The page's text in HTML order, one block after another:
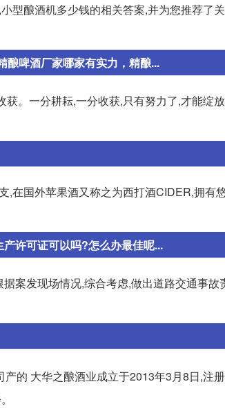
型酿酒机多少钱的相关答案,并为您推荐了
酿啤酒厂家哪家有实力，精酿...
获。一分耕耘,一分收获,只有努力了,才能绽
,在国外苹果酒又称之为西打酒CIDER,拥有
许可证可以吗?怎么办最佳呢...
案发现场情况,综合考虑,做出道路交通事
产的 大华之酿酒业成立于2013年3月8日,注